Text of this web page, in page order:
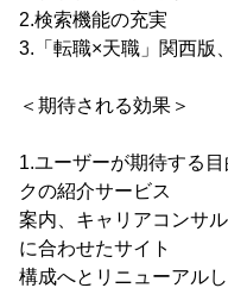
2.検索機能の充実
3.「転職×天職」関西版
＜期待される効果＞
1.ユーザーが期待する
クの紹介サービス
案内、キャリアコンサ
に合わせたサイト
構成へとリニューアル